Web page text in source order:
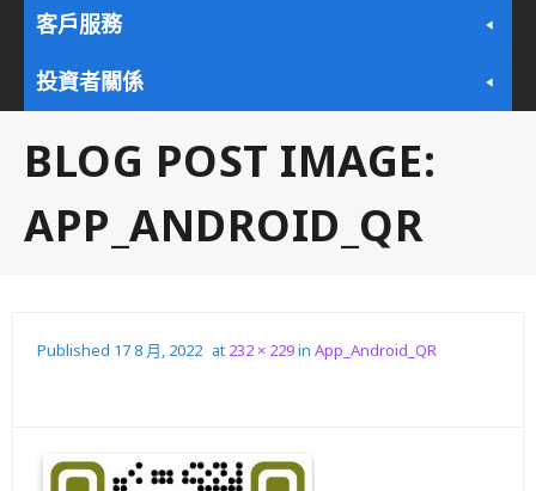
客戶服務
投資者關係
BLOG POST IMAGE:
APP_ANDROID_QR
Published 17 8 月, 2022 at 232 × 229in App_Android_QR